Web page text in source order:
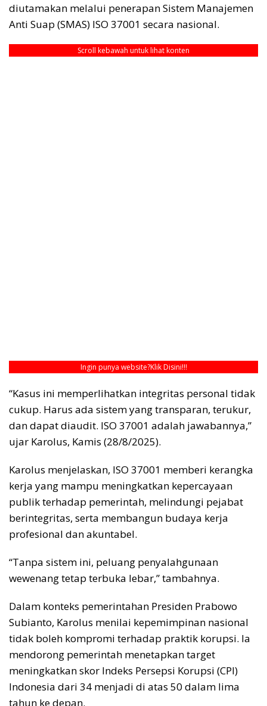
diutamakan melalui penerapan Sistem Manajemen
Anti Suap (SMAS) ISO 37001 secara nasional.
Scroll kebawah untuk lihat konten
Ingin punya website?Klik Disini!!!
“Kasus ini memperlihatkan integritas personal tidak
cukup. Harus ada sistem yang transparan, terukur,
dan dapat diaudit. ISO 37001 adalah jawabannya,”
ujar Karolus, Kamis (28/8/2025).
Karolus menjelaskan, ISO 37001 memberi kerangka
kerja yang mampu meningkatkan kepercayaan
publik terhadap pemerintah, melindungi pejabat
berintegritas, serta membangun budaya kerja
profesional dan akuntabel.
“Tanpa sistem ini, peluang penyalahgunaan
wewenang tetap terbuka lebar,” tambahnya.
Dalam konteks pemerintahan Presiden Prabowo
Subianto, Karolus menilai kepemimpinan nasional
tidak boleh kompromi terhadap praktik korupsi. Ia
mendorong pemerintah menetapkan target
meningkatkan skor Indeks Persepsi Korupsi (CPI)
Indonesia dari 34 menjadi di atas 50 dalam lima
tahun ke depan.